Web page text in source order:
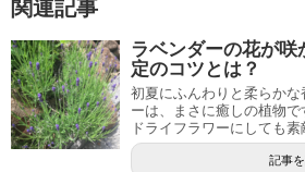
関連記事
ラベンダーの花が
定のコツとは？
初夏にふんわりと柔らか
ーは、まさに癒しの植物で
ドライフラワーにしても素
記事